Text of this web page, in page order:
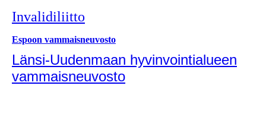
Invalidiliitto
Espoon vammaisneuvosto
Länsi-Uudenmaan hyvinvointialueen
vammaisneuvosto